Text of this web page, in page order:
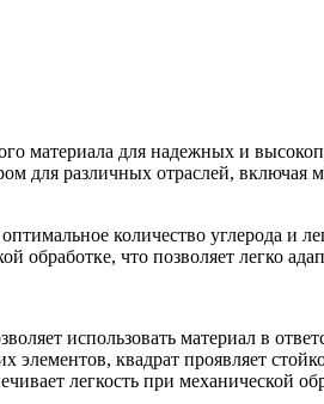
материала для надежных и
для различных отраслей,
количество углерода и
обработке, что позволяет легко
использовать материал в
квадрат проявляет
легкость при механической